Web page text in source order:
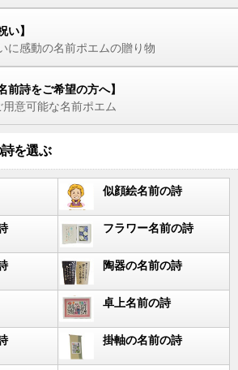
い】
に感動の名前ポエムの贈り物
前詩をご希望の方へ】
意可能な名前ポエム
を選ぶ
似顔絵名前の詩
フラワー名前の詩
陶器の名前の詩
卓上名前の詩
掛軸の名前の詩